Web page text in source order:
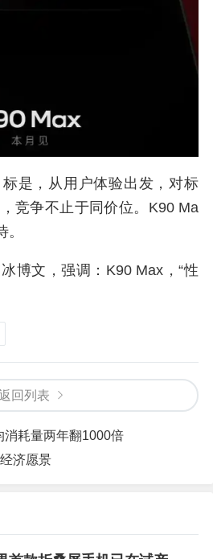
是，从用户体验出发，对标
竞争不止于同价位。K90 Ma
博文，强调：K90 Max，“性
回列表
消耗量两年翻1000倍
济愿景